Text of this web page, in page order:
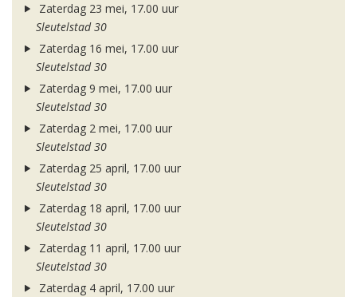
Zaterdag 23 mei, 17.00 uur
Sleutelstad 30
Zaterdag 16 mei, 17.00 uur
Sleutelstad 30
Zaterdag 9 mei, 17.00 uur
Sleutelstad 30
Zaterdag 2 mei, 17.00 uur
Sleutelstad 30
Zaterdag 25 april, 17.00 uur
Sleutelstad 30
Zaterdag 18 april, 17.00 uur
Sleutelstad 30
Zaterdag 11 april, 17.00 uur
Sleutelstad 30
Zaterdag 4 april, 17.00 uur